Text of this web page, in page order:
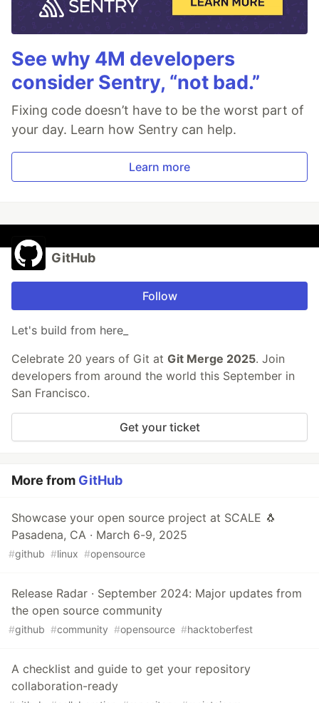
See why 4M developers
consider Sentry, “not bad.”
Fixing code doesn’t have to be the worst part of
your day. Learn how Sentry can help.
Learn more
GitHub
Follow
Let's build from here_
Celebrate 20 years of Git at Git Merge 2025. Join
developers from around the world this September in
San Francisco.
Get your ticket
More from GitHub
Showcase your open source project at SCALE 🐧
Pasadena, CA · March 6-9, 2025
#github #linux #opensource
Release Radar · September 2024: Major updates from
the open source community
#github #community #opensource #hacktoberfest
A checklist and guide to get your repository
collaboration-ready